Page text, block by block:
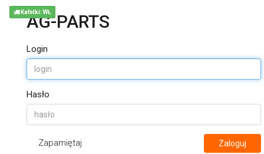
AG-PARTS
Login
Hasło
Zapamiętaj Zaloguj
Kafelki: WŁ